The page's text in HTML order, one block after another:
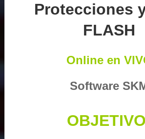
Protecciones
FLASH
Online en
Software